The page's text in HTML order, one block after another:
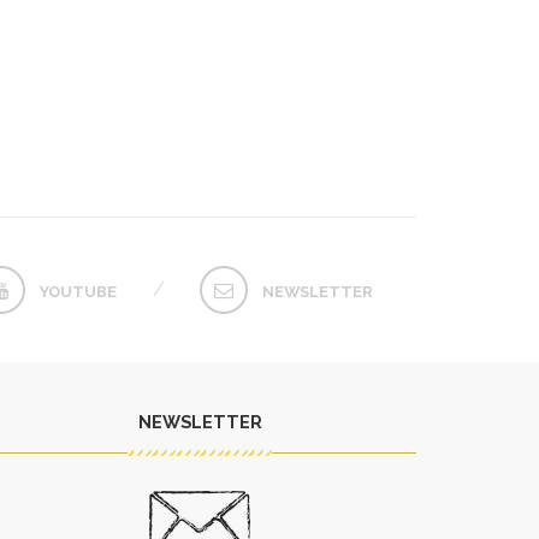
YOUTUBE NEWSLETTER
NEWSLETTER